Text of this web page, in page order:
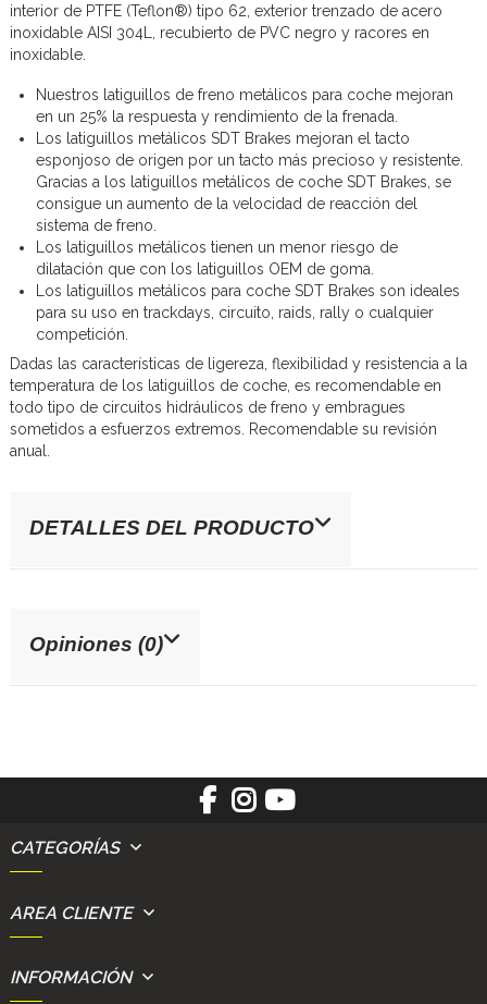
interior de PTFE (Teflon®) tipo 62, exterior trenzado de acero
inoxidable AISI 304L, recubierto de PVC negro y racores en
inoxidable.
Nuestros latiguillos de freno metálicos para coche mejoran
en un 25% la respuesta y rendimiento de la frenada.
Los latiguillos metálicos SDT Brakes mejoran el tacto
esponjoso de origen por un tacto más precioso y resistente.
Gracias a los latiguillos metálicos de coche SDT Brakes, se
consigue un aumento de la velocidad de reacción del
sistema de freno.
Los latiguillos metálicos tienen un menor riesgo de
dilatación que con los latiguillos OEM de goma.
Los latiguillos metálicos para coche SDT Brakes son ideales
para su uso en trackdays, circuito, raids, rally o cualquier
competición.
Dadas las características de ligereza, flexibilidad y resistencia a la
temperatura de los latiguillos de coche, es recomendable en
todo tipo de circuitos hidráulicos de freno y embragues
sometidos a esfuerzos extremos. Recomendable su revisión
anual.
DETALLES DEL PRODUCTO
Opiniones (0)
CATEGORÍAS
AREA CLIENTE
INFORMACIÓN